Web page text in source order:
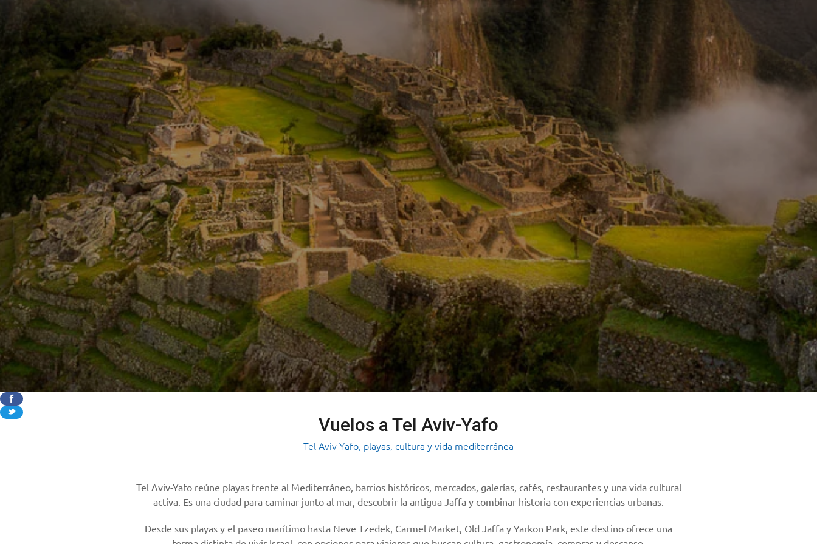
Vuelos a Tel Aviv-Yafo
Tel Aviv-Yafo, playas, cultura y vida mediterránea
Tel Aviv-Yafo reúne playas frente al Mediterráneo, barrios históricos, mercados, galerías, cafés, restaurantes y una vida cultural
activa. Es una ciudad para caminar junto al mar, descubrir la antigua Jaffa y combinar historia con experiencias urbanas.
Desde sus playas y el paseo marítimo hasta Neve Tzedek, Carmel Market, Old Jaffa y Yarkon Park, este destino ofrece una